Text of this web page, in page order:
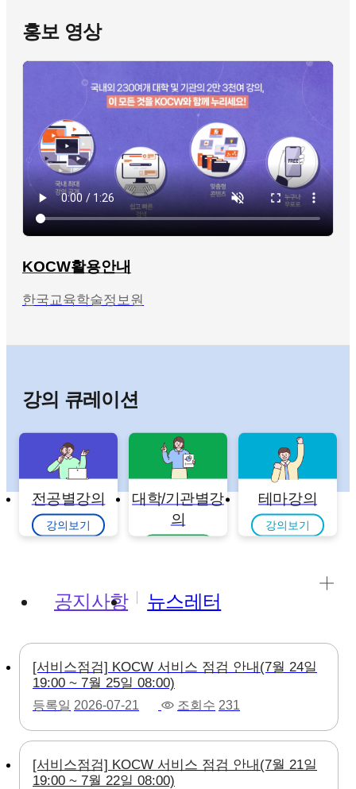
홍보 영상
KOCW활용안내
한국교육학술정보원
강의 큐레이션
전공별강의
강의보기
대학/기관별강
의
테마강의
강의보기
공지사항 뉴스레터
[서비스점검] KOCW 서비스 점검 안내(7월 24일
19:00 ~ 7월 25일 08:00)
등록일 2026-07-21 조회수 231
[서비스점검] KOCW 서비스 점검 안내(7월 21일
19:00 ~ 7월 22일 08:00)